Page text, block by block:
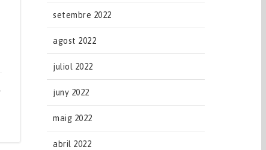
setembre 2022
agost 2022
juliol 2022
juny 2022
maig 2022
abril 2022